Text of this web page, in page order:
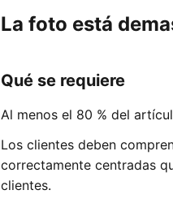
La foto está
Qué se requiere
Al menos el 80 % del
Los clientes deben
correctamente centradas
clientes.